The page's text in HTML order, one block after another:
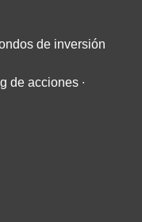
de inversión
de acciones ∙